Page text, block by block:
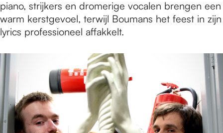
piano, strijkers en dromerige vocalen brengen een
warm kerstgevoel, terwijl Boumans het feest in zijn
lyrics professioneel affakkelt.